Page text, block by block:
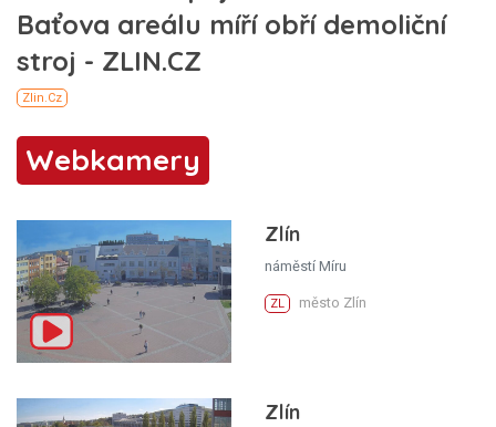
Webkamery
Zlín
náměstí Míru
ZL město Zlín
Zlín